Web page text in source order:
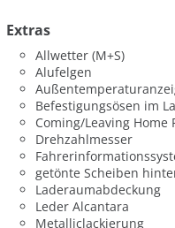
Extras
Allwetter (M+S)
Alufelgen
Befestigungsösen im
Coming/Leaving Home
Drehzahlmesser
getönte Scheiben
Laderaumabdeckung
Leder Alcantara
Metalliclackierung